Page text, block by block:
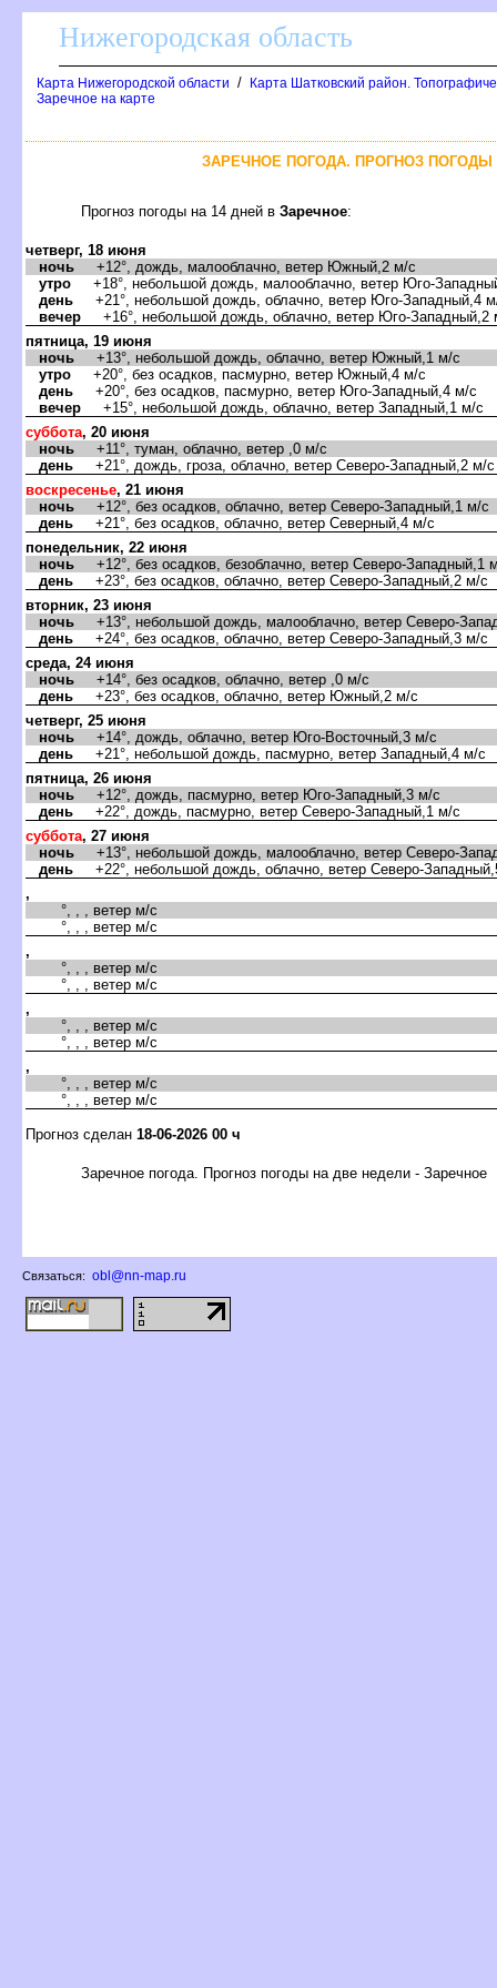
Нижегородская область
Карта Нижегородской области /
Карта Шатковский район.
Заречное на карте
ЗАРЕЧНОЕ ПОГОДА. ПРОГНОЗ
Прогноз погоды на 14 дней Заречное:
четверг, 18 июня
ночь +12°, дождь, малооблачно, ветер Южный,2 м/с
утро +18°, небольшой дождь, малооблачно, ветер Юго-
день +21°, небольшой дождь, облачно, ветер Юго-Западный,4
ечер +16°, небольшой дождь, облачно, ветер Юго-Западный,2
пятница, 19 июня
ночь +13°, небольшой дождь, облачно, ветер Южный,1 м/с
утро +20°, без осадков, пасмурно, ветер Южный,4 м/с
день +20°, без осадков, пасмурно, ветер Юго-Западный,4 м/с
ечер +15°, небольшой дождь, облачно, ветер Западный,1 м/с
суббота, 20 июня
ночь +11°, туман, облачно, ветер ,0 м/с
день +21°, дождь, гроза, облачно, ветер Северо-Западный,2 м/с
оскресенье, 21 июня
ночь +12°, без осадков, облачно, ветер Северо-Западный,1 м/с
день +21°, без осадков, облачно, ветер Северный,4 м/с
понедельник, 22 июня
ночь +12°, без осадков, безоблачно, ветер Северо-Западный,1
день +23°, без осадков, облачно, ветер Северо-Западный,2 м/с
торник, 23 июня
ночь +13°, небольшой дождь, малооблачно, ветер Северо-
день +24°, без осадков, облачно, ветер Северо-Западный,3 м/с
среда, 24 июня
ночь +14°, без осадков, облачно, ветер ,0 м/с
день +23°, без осадков, облачно, ветер Южный,2 м/с
четверг, 25 июня
ночь +14°, дождь, облачно, ветер Юго-Восточный,3 м/с
день +21°, небольшой дождь, пасмурно, ветер Западный,4 м/с
пятница, 26 июня
ночь +12°, дождь, пасмурно, ветер Юго-Западный,3 м/с
день +22°, дождь, пасмурно, ветер Северо-Западный,1 м/с
суббота, 27 июня
ночь +13°, небольшой дождь, малооблачно, ветер Северо-
день +22°, небольшой дождь, облачно, ветер Северо-
,
°, , , ветер м/с
°, , , ветер м/с
,
°, , , ветер м/с
°, , , ветер м/с
,
°, , , ветер м/с
°, , , ветер м/с
,
°, , , ветер м/с
°, , , ветер м/с
Прогноз сделан 18-06-2026 00 ч
Заречное погода. Прогноз погоды на две недели - Заречное
Связаться: obl@nn-map.ru